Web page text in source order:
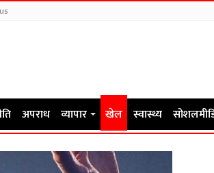
अपराध व्यापार खेल स्वास्थ्य